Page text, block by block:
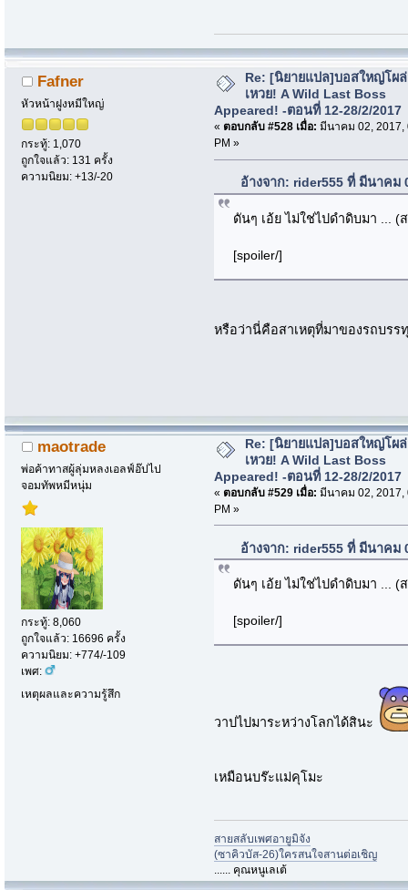
Fafner
หัวหน้าฝูงหมีใหญ่
กระทู้: 1,070
ถูกใจแล้ว: 131 ครั้ง
ความนิยม: +13/-20
Re: [นิยายแปล]บอสใหญ่โผ
เหวย! A Wild Last Boss
Appeared! -ตอนที่ 12-28/2/2017
« ตอบกลับ #528 เมื่อ: มีนาคม 02, 2017,
PM »
อ้างจาก: rider555 ที่ มีนาคม
ดันๆ เอ้ย ไม่ใช่ไปดำดิบมา ... (
[spoiler/]
หรือว่านี่คือสาเหตุที่มาของรถบรร
maotrade
พ่อค้าทาสผู้ลุ่มหลงเอลฟ์อ๊ปไป
จอมทัพหมีหนุ่ม
กระทู้: 8,060
ถูกใจแล้ว: 16696 ครั้ง
ความนิยม: +774/-109
เพศ:
เหตุผลและความรู้สึก
Re: [นิยายแปล]บอสใหญ่โผ
เหวย! A Wild Last Boss
Appeared! -ตอนที่ 12-28/2/2017
« ตอบกลับ #529 เมื่อ: มีนาคม 02, 2017,
PM »
อ้างจาก: rider555 ที่ มีนาคม
ดันๆ เอ้ย ไม่ใช่ไปดำดิบมา ... (
[spoiler/]
วาปไปมาระหว่างโลกได้สินะ
เหมือนบร๊ะแม่คุโมะ
สายสลับเพศอายูมิจัง
(ซาคิวบัส-26)ใครสนใจสานต่อเชิญ
...... คุณหนูเลเต้